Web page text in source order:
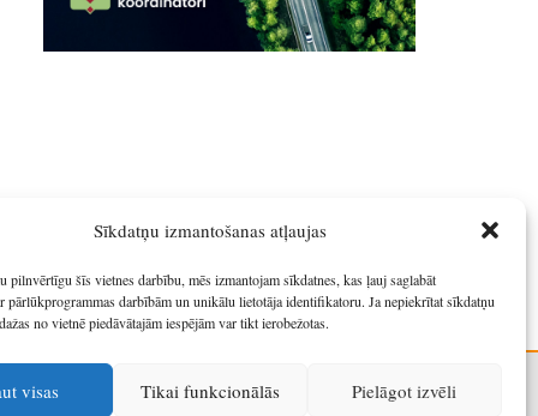
Sīkdatņu izmantošanas atļaujas
pilnvērtīgu šīs vietnes darbību, mēs izmantojam sīkdatnes, kas ļauj saglabāt
pārlūkprogrammas darbībām un unikālu lietotāja identifikatoru. Ja nepiekrītat sīkdatņu
no vietnē piedāvātajām iespējām var tikt ierobežotas.
visas Tikai funkcionālās Pielāgot izvēli